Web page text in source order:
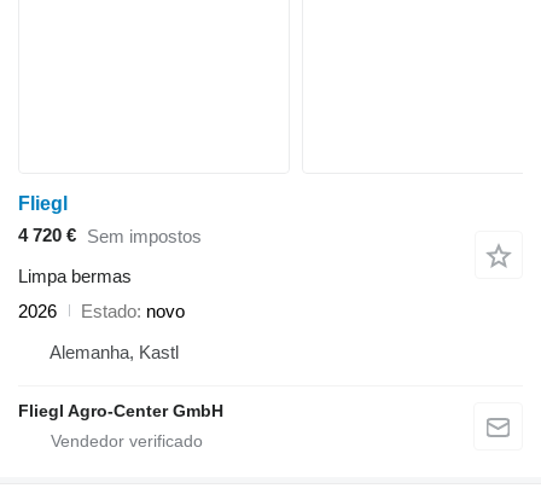
Fliegl
4 720 € Sem impostos
Limpa bermas
2026
Estado novo
Alemanha, Kastl
Fliegl Agro-Center GmbH